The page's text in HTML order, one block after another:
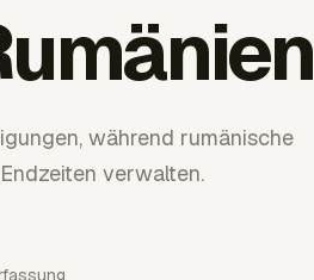
während rumänische
verwalten.